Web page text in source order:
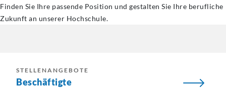
Finden Sie Ihre passende Position und gestalten Sie Ihre berufliche
Zukunft an unserer Hochschule.
STELLENANGEBOTE
Beschäftigte